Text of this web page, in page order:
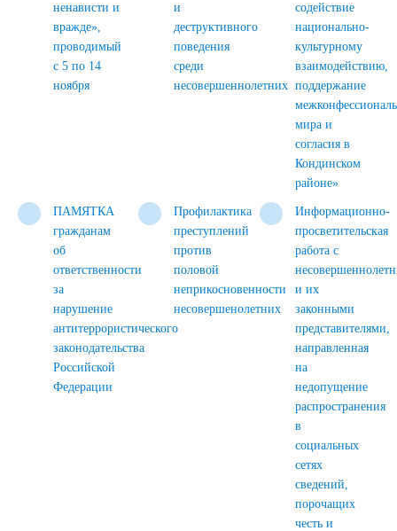
ненависти и
вражде»,
проводимый
с 5 по 14
ноября
и
деструктивного
поведения
среди
несовершеннолетних
содействие
национально-
культурному
взаимодействию,
поддержание
мира и
согласия в
Кондинском
районе»
ПАМЯТКА
гражданам
об
ответственности
за
нарушение
антитеррористического
законодательства
Российской
Федерации
Профилактика
преступлений
против
половой
неприкосновенности
несовершенолетних
Информационно-
просветительская
работа с
и их
законными
представителями,
направленная
на
недопущение
распространения
в
социальных
сетях
сведений,
порочащих
честь и